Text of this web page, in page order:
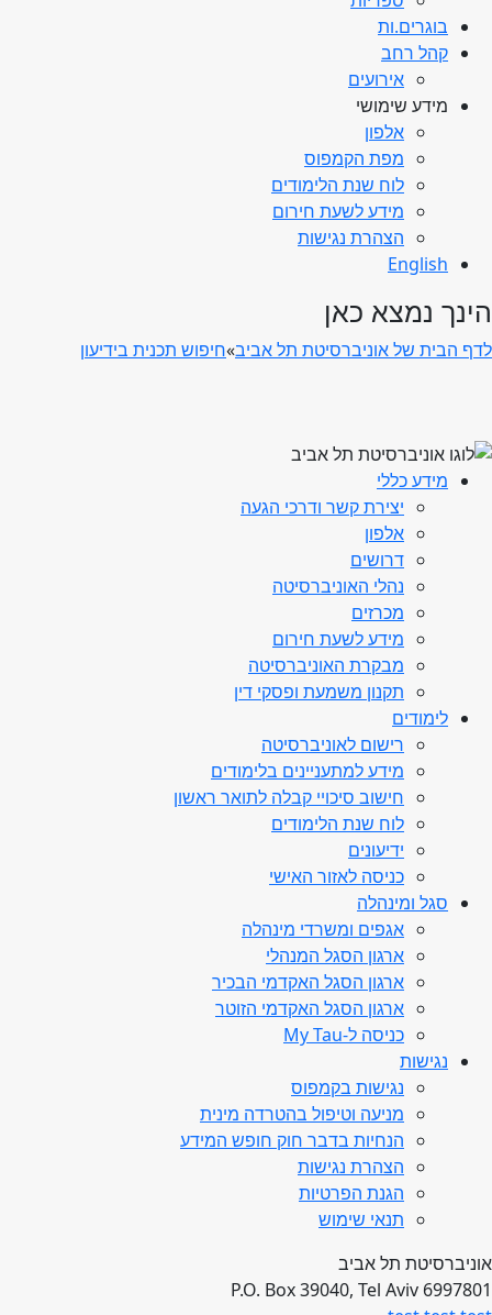
בוגרים.ות
קהל רחב
אירועים
מידע שימושי
אלפון
מפת הקמפוס
לוח שנת הלימודים
מידע לשעת חירום
הצהרת נגישות
English
הינך נמצא כאן
לדף הבית של אוניברסיטת תל אביב»חיפוש תכנית בידיעון
מידע כללי
יצירת קשר ודרכי הגעה
אלפון
דרושים
נהלי האוניברסיטה
מכרזים
מידע לשעת חירום
מבקרת האוניברסיטה
תקנון משמעת ופסקי דין
לימודים
רישום לאוניברסיטה
מידע למתעניינים בלימודים
חישוב סיכויי קבלה לתואר ראשון
לוח שנת הלימודים
ידיעונים
כניסה לאזור האישי
סגל ומינהלה
אגפים ומשרדי מינהלה
ארגון הסגל המנהלי
ארגון הסגל האקדמי הבכיר
ארגון הסגל האקדמי הזוטר
כניסה ל-My Tau
נגישות
נגישות בקמפוס
מניעה וטיפול בהטרדה מינית
הנחיות בדבר חוק חופש המידע
הצהרת נגישות
הגנת הפרטיות
תנאי שימוש
אוניברסיטת תל אביב
P.O. Box 39040, Tel Aviv 6997801